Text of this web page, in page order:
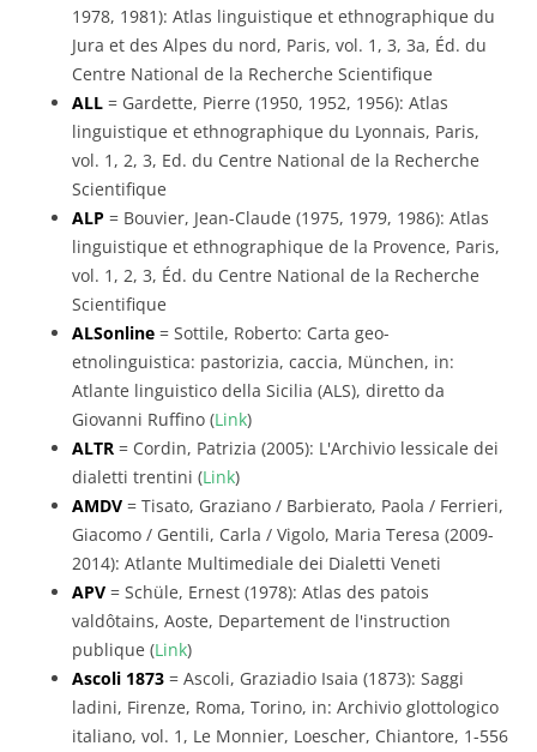
1978, 1981): Atlas linguistique et ethnographique du
Jura et des Alpes du nord, Paris, vol. 1, 3, 3a, Éd. du
Centre National de la Recherche Scientifique
ALL = Gardette, Pierre (1950, 1952, 1956): Atlas
linguistique et ethnographique du Lyonnais, Paris,
vol. 1, 2, 3, Ed. du Centre National de la Recherche
Scientifique
ALP = Bouvier, Jean-Claude (1975, 1979, 1986): Atlas
linguistique et ethnographique de la Provence, Paris,
vol. 1, 2, 3, Éd. du Centre National de la Recherche
Scientifique
ALSonline = Sottile, Roberto: Carta geo-
etnolinguistica: pastorizia, caccia, München, in:
Atlante linguistico della Sicilia (ALS), diretto da
Giovanni Ruffino (Link)
ALTR = Cordin, Patrizia (2005): L'Archivio lessicale dei
dialetti trentini (Link)
AMDV = Tisato, Graziano / Barbierato, Paola / Ferrieri,
Giacomo / Gentili, Carla / Vigolo, Maria Teresa (2009-
2014): Atlante Multimediale dei Dialetti Veneti
APV = Schüle, Ernest (1978): Atlas des patois
valdôtains, Aoste, Departement de l'instruction
publique (Link)
Ascoli 1873 = Ascoli, Graziadio Isaia (1873): Saggi
ladini, Firenze, Roma, Torino, in: Archivio glottologico
italiano, vol. 1, Le Monnier, Loescher, Chiantore, 1-556